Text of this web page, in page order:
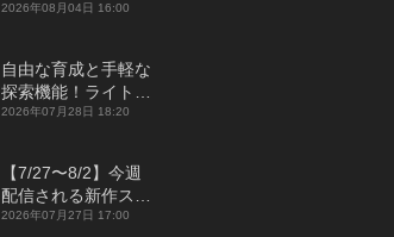
ゲームをまとめてお
2026年08月04日 16:00
自由な育成と手軽な
探索機能！ライトカ
ジュアルMMORPG
征』【最新作PICKU
P】
2026年07月28日 18:20
【7/27〜8/2】今週
配信される新作スマ
ホゲームをまとめて
2026年07月27日 17:00